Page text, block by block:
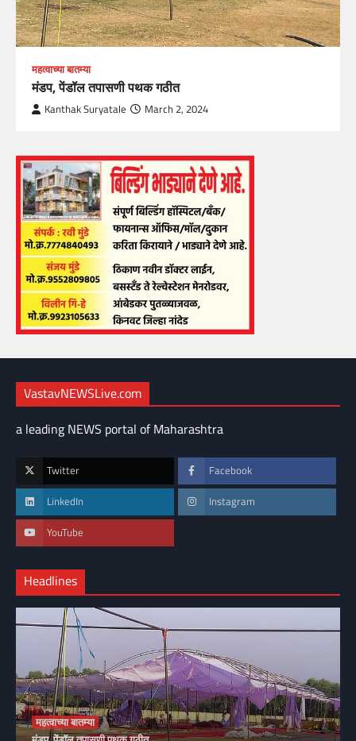
महत्वाच्या बातम्या
मंडप, पेंडॉल तपासणी पथक गठीत
Kanthak Suryatale March 2, 2024
VastavNEWSLive.com
a leading NEWS portal of Maharashtra
Twitter Facebook
LinkedIn Instagram
YouTube
Headlines
महत्वाच्या बातम्या